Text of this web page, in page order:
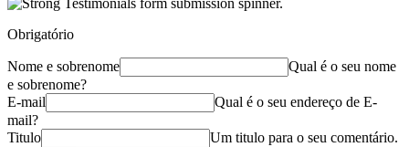
Obrigatório
Nome e sobrenome
Qual é o seu nome
e sobrenome?
E-mail
Qual é o seu endereço de E-
mail?
Titulo
Um titulo para o seu comentário.